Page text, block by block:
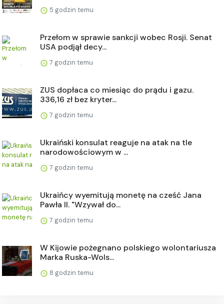
5 godzin temu
Przełom w sprawie sankcji wobec Rosji. Senat
USA podjął decy...
7 godzin temu
ZUS dopłaca co miesiąc do prądu i gazu.
336,16 zł bez kryter...
7 godzin temu
Ukraiński konsulat reaguje na atak na tle
narodowościowym w ...
7 godzin temu
Ukraińcy wyemitują monetę na cześć Jana
Pawła II. "Wzywał do...
7 godzin temu
W Kijowie pożegnano polskiego wolontariusza
Marka Ruska-Wols...
8 godzin temu